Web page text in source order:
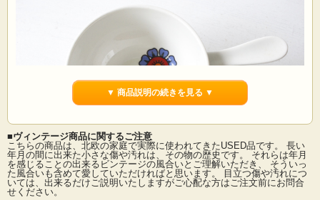
ドイツのビレロイボッホ社のソースボートです。こちらはレトロなフラワーモチ
ーフがボウルの外側、長側の両方にたっぷりとデザインされており、大変華やか
なボウルです。ソースだけでなく、ちょとしたチョコレートやお菓子をサーブし
▼ 商品説明の続きを見る ▼
■ヴィンテージ商品に関するご注意
こちらの商品は、北欧の家庭で実際に使われてきたUSED品です。 長い
年月の間に出来た小さな傷や汚れは、その物の歴史です。 それらは年月
を感じることの出来るビンテージの風合いとご理解いただき、 そういっ
た風合いも含めて愛していただければと思います。 目立つ傷や汚れにつ
いては、出来るだけご説明いたしますがご心配な方はご注文前にお問合
せください。